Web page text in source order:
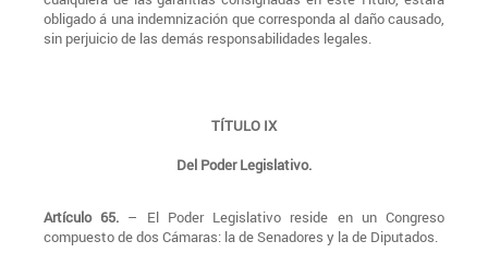
obligado á una indemnización que corresponda al daño causado,
sin perjuicio de las demás responsabilidades legales.
TÍTULO IX
Del Poder Legislativo.
Artículo 65. – El Poder Legislativo reside en un Congreso
compuesto de dos Cámaras: la de Senadores y la de Diputados.